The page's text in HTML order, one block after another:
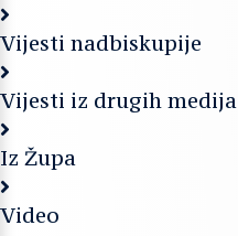
Vijesti nadbiskupije
Vijesti iz drugih medija
Iz Župa
Video